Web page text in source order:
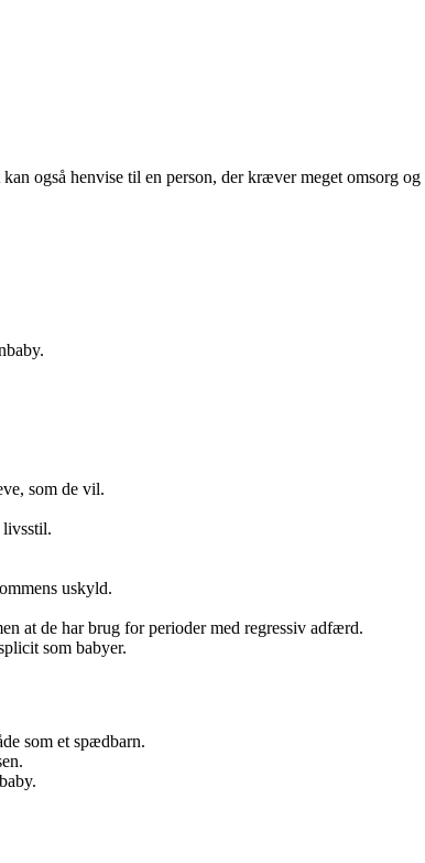
også henvise til en person, der kræver meget omsorg
som de vil.
livsstil.
uskyld.
at de har brug for perioder med regressiv adfærd.
som babyer.
som et spædbarn.